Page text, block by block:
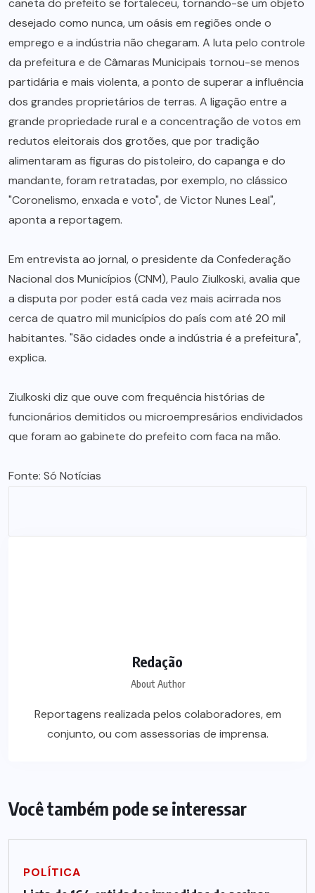
caneta do prefeito se fortaleceu, tornando-se um objeto
desejado como nunca, um oásis em regiões onde o
emprego e a indústria não chegaram. A luta pelo controle
da prefeitura e de Câmaras Municipais tornou-se menos
partidária e mais violenta, a ponto de superar a influência
dos grandes proprietários de terras. A ligação entre a
grande propriedade rural e a concentração de votos em
redutos eleitorais dos grotões, que por tradição
alimentaram as figuras do pistoleiro, do capanga e do
mandante, foram retratadas, por exemplo, no clássico
"Coronelismo, enxada e voto", de Victor Nunes Leal",
aponta a reportagem.
Em entrevista ao jornal, o presidente da Confederação
Nacional dos Municípios (CNM), Paulo Ziulkoski, avalia que
a disputa por poder está cada vez mais acirrada nos
cerca de quatro mil municípios do país com até 20 mil
habitantes. "São cidades onde a indústria é a prefeitura",
explica.
Ziulkoski diz que ouve com frequência histórias de
funcionários demitidos ou microempresários endividados
que foram ao gabinete do prefeito com faca na mão.
Fonte: Só Notícias
Redação
About Author
Reportagens realizada pelos colaboradores, em
conjunto, ou com assessorias de imprensa.
Você também pode se interessar
POLÍTICA